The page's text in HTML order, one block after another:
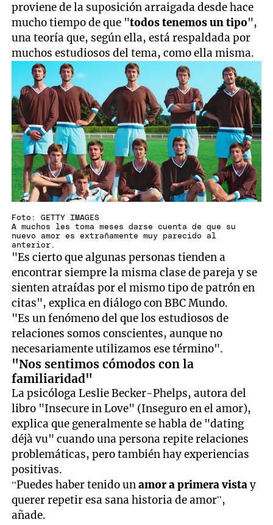
proviene de la suposición arraigada desde hace
mucho tiempo de que "todos tenemos un tipo",
una teoría que, según ella, está respaldada por
muchos estudiosos del tema, como ella misma.
Foto: GETTY IMAGES
A muchos les toma meses darse cuenta de que su
nuevo amor es extrañamente muy parecido al
anterior.
"Es cierto que algunas personas tienden a
encontrar siempre la misma clase de pareja y se
sienten atraídas por el mismo tipo de patrón en
citas", explica en diálogo con BBC Mundo.
"Es un fenómeno del que los estudiosos de
relaciones somos conscientes, aunque no
necesariamente utilizamos ese término".
"Nos sentimos cómodos con la
familiaridad"
La psicóloga Leslie Becker-Phelps, autora del
libro "Insecure in Love" (Inseguro en el amor),
explica que generalmente se habla de "dating
déjà vu" cuando una persona repite relaciones
problemáticas, pero también hay experiencias
positivas.
“Puedes haber tenido unamor a primera vistay
querer repetir esa sana historia de amor”,
añade.